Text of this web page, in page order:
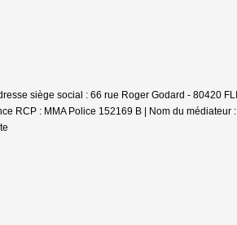
siège social : 66 rue Roger Godard - 80420
RCP : MMA Police 152169 B | Nom du